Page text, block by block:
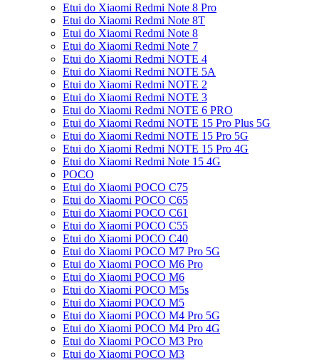
Etui do Xiaomi Redmi Note 8 Pro
Etui do Xiaomi Redmi Note 8T
Etui do Xiaomi Redmi Note 8
Etui do Xiaomi Redmi Note 7
Etui do Xiaomi Redmi NOTE 4
Etui do Xiaomi Redmi NOTE 5A
Etui do Xiaomi Redmi NOTE 2
Etui do Xiaomi Redmi NOTE 3
Etui do Xiaomi Redmi NOTE 6 PRO
Etui do Xiaomi Redmi NOTE 15 Pro Plus 5G
Etui do Xiaomi Redmi NOTE 15 Pro 5G
Etui do Xiaomi Redmi NOTE 15 Pro 4G
Etui do Xiaomi Redmi Note 15 4G
POCO
Etui do Xiaomi POCO C75
Etui do Xiaomi POCO C65
Etui do Xiaomi POCO C61
Etui do Xiaomi POCO C55
Etui do Xiaomi POCO C40
Etui do Xiaomi POCO M7 Pro 5G
Etui do Xiaomi POCO M6 Pro
Etui do Xiaomi POCO M6
Etui do Xiaomi POCO M5s
Etui do Xiaomi POCO M5
Etui do Xiaomi POCO M4 Pro 5G
Etui do Xiaomi POCO M4 Pro 4G
Etui do Xiaomi POCO M3 Pro
Etui do Xiaomi POCO M3